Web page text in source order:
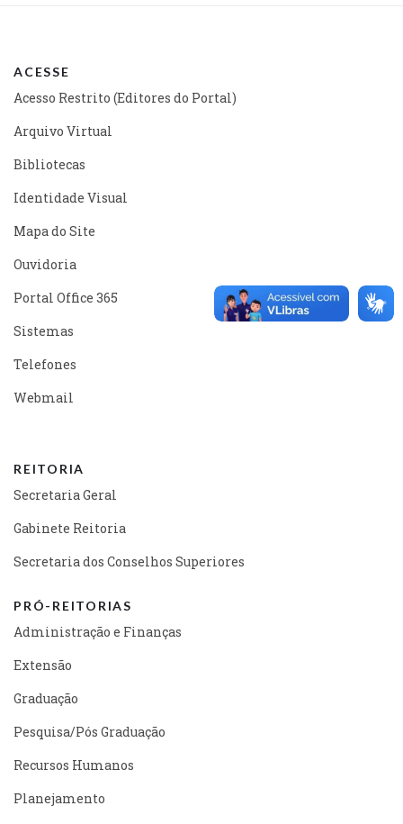
ACESSE
Acesso Restrito (Editores do Portal)
Arquivo Virtual
Bibliotecas
Identidade Visual
Mapa do Site
Ouvidoria
Portal Office 365
Sistemas
Telefones
Webmail
REITORIA
Secretaria Geral
Gabinete Reitoria
Secretaria dos Conselhos Superiores
PRÓ-REITORIAS
Administração e Finanças
Extensão
Graduação
Pesquisa/Pós Graduação
Recursos Humanos
Planejamento